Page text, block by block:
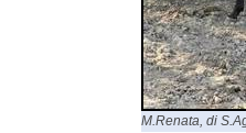
M.Renata, di